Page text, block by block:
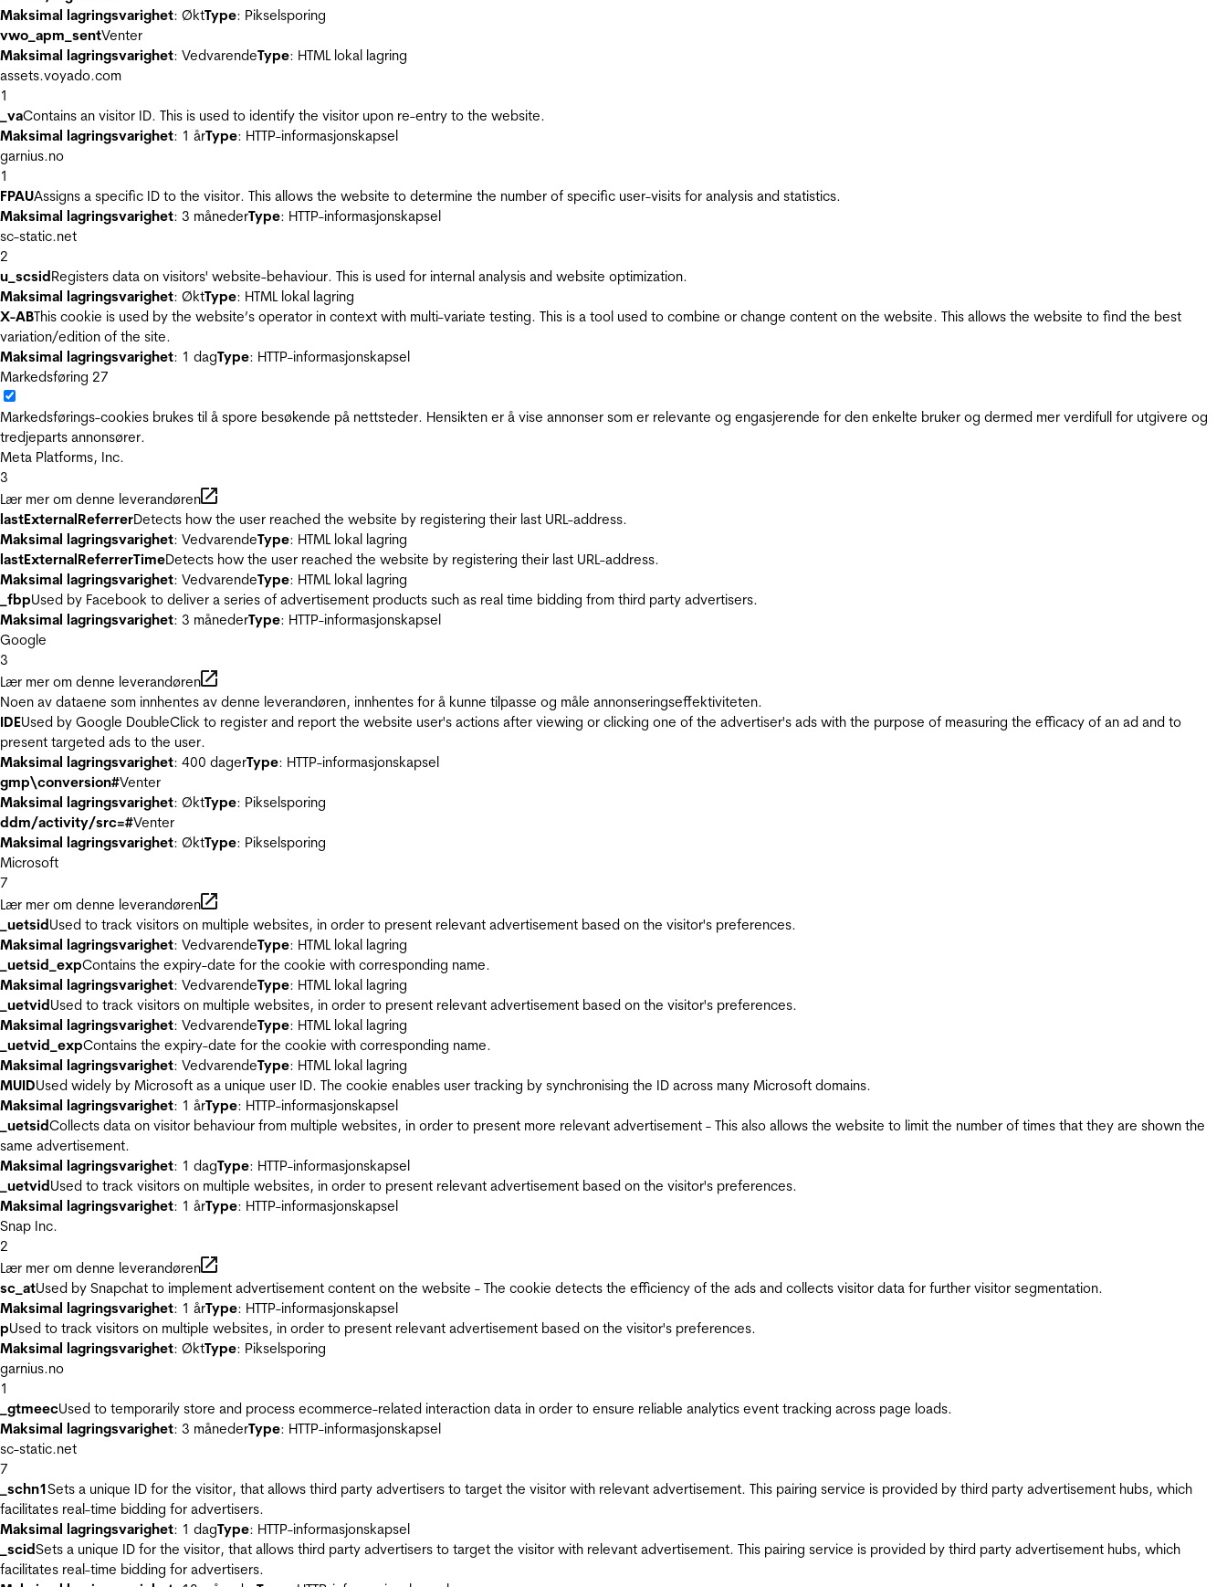
Maksimal lagringsvarighet: ØktType: Pikselsporing
vwo_apm_sentVenter
Maksimal lagringsvarighet: VedvarendeType: HTML lokal lagring
assets.voyado.com
1
_vaContains an visitor ID. This is used to identify the visitor upon re-entry to the website.
Maksimal lagringsvarighet: 1 årType: HTTP-informasjonskapsel
garnius.no
1
FPAUAssigns a specific ID to the visitor. This allows the website to determine the number of specific user-visits for analysis and statistics.
Maksimal lagringsvarighet: 3 månederType: HTTP-informasjonskapsel
sc-static.net
2
u_scsidRegisters data on visitors' website-behaviour. This is used for internal analysis and website optimization.
Maksimal lagringsvarighet: ØktType: HTML lokal lagring
X-ABThis cookie is used by the website’s operator in context with multi-variate testing. This is a tool used to combine or change content on the website. This allows the website to find the best
variation/edition of the site.
Maksimal lagringsvarighet: 1 dagType: HTTP-informasjonskapsel
Markedsføring 27
Markedsførings-cookies brukes til å spore besøkende på nettsteder. Hensikten er å vise annonser som er relevante og engasjerende for den enkelte bruker og dermed mer verdifull for utgivere og
tredjeparts annonsører.
Meta Platforms, Inc.
3
Lær mer om denne leverandøren
lastExternalReferrerDetects how the user reached the website by registering their last URL-address.
Maksimal lagringsvarighet: VedvarendeType: HTML lokal lagring
lastExternalReferrerTimeDetects how the user reached the website by registering their last URL-address.
Maksimal lagringsvarighet: VedvarendeType: HTML lokal lagring
_fbpUsed by Facebook to deliver a series of advertisement products such as real time bidding from third party advertisers.
Maksimal lagringsvarighet: 3 månederType: HTTP-informasjonskapsel
Google
3
Lær mer om denne leverandøren
Noen av dataene som innhentes av denne leverandøren, innhentes for å kunne tilpasse og måle annonseringseffektiviteten.
IDEUsed by Google DoubleClick to register and report the website user's actions after viewing or clicking one of the advertiser's ads with the purpose of measuring the efficacy of an ad and to
present targeted ads to the user.
Maksimal lagringsvarighet: 400 dagerType: HTTP-informasjonskapsel
gmp\conversion#Venter
Maksimal lagringsvarighet: ØktType: Pikselsporing
ddm/activity/src=#Venter
Maksimal lagringsvarighet: ØktType: Pikselsporing
Microsoft
7
Lær mer om denne leverandøren
_uetsidUsed to track visitors on multiple websites, in order to present relevant advertisement based on the visitor's preferences.
Maksimal lagringsvarighet: VedvarendeType: HTML lokal lagring
_uetsid_expContains the expiry-date for the cookie with corresponding name.
Maksimal lagringsvarighet: VedvarendeType: HTML lokal lagring
_uetvidUsed to track visitors on multiple websites, in order to present relevant advertisement based on the visitor's preferences.
Maksimal lagringsvarighet: VedvarendeType: HTML lokal lagring
_uetvid_expContains the expiry-date for the cookie with corresponding name.
Maksimal lagringsvarighet: VedvarendeType: HTML lokal lagring
MUIDUsed widely by Microsoft as a unique user ID. The cookie enables user tracking by synchronising the ID across many Microsoft domains.
Maksimal lagringsvarighet: 1 årType: HTTP-informasjonskapsel
_uetsidCollects data on visitor behaviour from multiple websites, in order to present more relevant advertisement - This also allows the website to limit the number of times that they are shown the
same advertisement.
Maksimal lagringsvarighet: 1 dagType: HTTP-informasjonskapsel
_uetvidUsed to track visitors on multiple websites, in order to present relevant advertisement based on the visitor's preferences.
Maksimal lagringsvarighet: 1 årType: HTTP-informasjonskapsel
Snap Inc.
2
Lær mer om denne leverandøren
sc_atUsed by Snapchat to implement advertisement content on the website - The cookie detects the efficiency of the ads and collects visitor data for further visitor segmentation.
Maksimal lagringsvarighet: 1 årType: HTTP-informasjonskapsel
pUsed to track visitors on multiple websites, in order to present relevant advertisement based on the visitor's preferences.
Maksimal lagringsvarighet: ØktType: Pikselsporing
garnius.no
1
_gtmeecUsed to temporarily store and process ecommerce-related interaction data in order to ensure reliable analytics event tracking across page loads.
Maksimal lagringsvarighet: 3 månederType: HTTP-informasjonskapsel
sc-static.net
7
_schn1Sets a unique ID for the visitor, that allows third party advertisers to target the visitor with relevant advertisement. This pairing service is provided by third party advertisement hubs, which
facilitates real-time bidding for advertisers.
Maksimal lagringsvarighet: 1 dagType: HTTP-informasjonskapsel
_scidSets a unique ID for the visitor, that allows third party advertisers to target the visitor with relevant advertisement. This pairing service is provided by third party advertisement hubs, which
facilitates real-time bidding for advertisers.